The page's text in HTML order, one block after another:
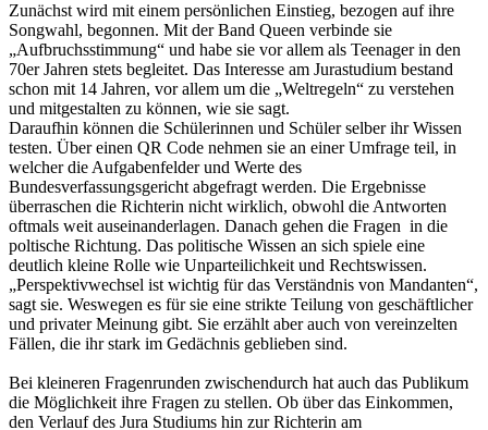
Zunächst wird mit einem persönlichen Einstieg, bezogen auf ihre
Songwahl, begonnen. Mit der Band Queen verbinde sie
„Aufbruchsstimmung“ und habe sie vor allem als Teenager in den
70er Jahren stets begleitet. Das Interesse am Jurastudium bestand
schon mit 14 Jahren, vor allem um die „Weltregeln“ zu verstehen
und mitgestalten zu können, wie sie sagt.
Daraufhin können die Schülerinnen und Schüler selber ihr Wissen
testen. Über einen QR Code nehmen sie an einer Umfrage teil, in
welcher die Aufgabenfelder und Werte des
Bundesverfassungsgericht abgefragt werden. Die Ergebnisse
überraschen die Richterin nicht wirklich, obwohl die Antworten
oftmals weit auseinanderlagen. Danach gehen die Fragen in die
poltische Richtung. Das politische Wissen an sich spiele eine
deutlich kleine Rolle wie Unparteilichkeit und Rechtswissen.
„Perspektivwechsel ist wichtig für das Verständnis von Mandanten“,
sagt sie. Weswegen es für sie eine strikte Teilung von geschäftlicher
und privater Meinung gibt. Sie erzählt aber auch von vereinzelten
Fällen, die ihr stark im Gedächnis geblieben sind.
Bei kleineren Fragenrunden zwischendurch hat auch das Publikum
die Möglichkeit ihre Fragen zu stellen. Ob über das Einkommen,
den Verlauf des Jura Studiums hin zur Richterin am